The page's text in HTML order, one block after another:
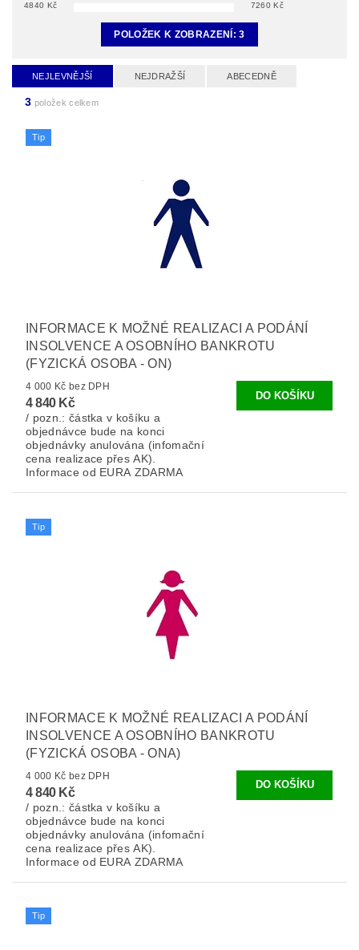
4840 Kč 7260 Kč
POLOŽEK K ZOBRAZENÍ:3
NEJLEVNĚJŠÍ NEJDRAŽŠÍ ABECEDNĚ
3 položek celkem
Tip
INFORMACE K MOŽNÉ REALIZACI A PODÁNÍ
INSOLVENCE A OSOBNÍHO BANKROTU
(FYZICKÁ OSOBA - ON)
4 000 Kč bez DPH
4 840 Kč
/ pozn.: částka v košíku a
objednávce bude na konci
objednávky anulována (infomační
cena realizace přes AK).
Informace od EURA ZDARMA
Tip
INFORMACE K MOŽNÉ REALIZACI A PODÁNÍ
INSOLVENCE A OSOBNÍHO BANKROTU
(FYZICKÁ OSOBA - ONA)
4 000 Kč bez DPH
4 840 Kč
/ pozn.: částka v košíku a
objednávce bude na konci
objednávky anulována (infomační
cena realizace přes AK).
Informace od EURA ZDARMA
Tip